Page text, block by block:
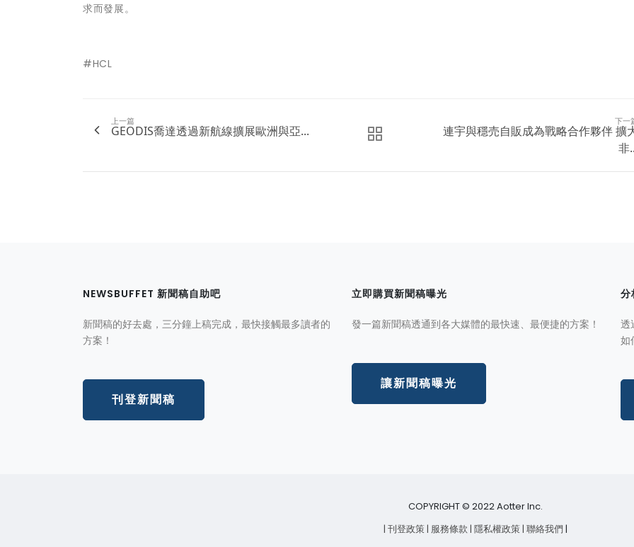
求而發展。
#HCL
上一篇
GEODIS喬達透過新航線擴展歐洲與亞...
下一
連宇與穩売自販成為戰略合作夥伴 擴
非
NEWSBUFFET 新聞稿自助吧
新聞稿的好去處，三分鐘上稿完成，最快接觸最多讀者的
方案！
刊登新聞稿
立即購買新聞稿曝光
發一篇新聞稿透通到各大媒體的最快速、最便捷的方案！
讓新聞稿曝光
分
透
如
COPYRIGHT © 2022 Aotter Inc.
| 刊登政策| 服務條款 | 隱私權政策| 聯絡我們 |